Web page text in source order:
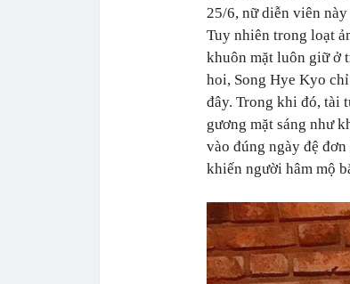
25/6, nữ diễn viên
Tuy nhiên trong loạt
khuôn mặt luôn giữ ở
hoi, Song Hye Kyo
đây. Trong khi đó, tài
gương mặt sáng như
vào đúng ngày đệ
khiến người hâm mộ